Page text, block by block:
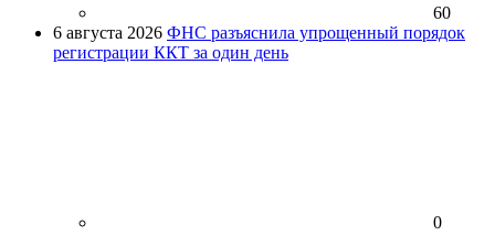
60
6 августа 2026 ФНС разъяснила упрощенный порядок
регистрации ККТ за один день
0